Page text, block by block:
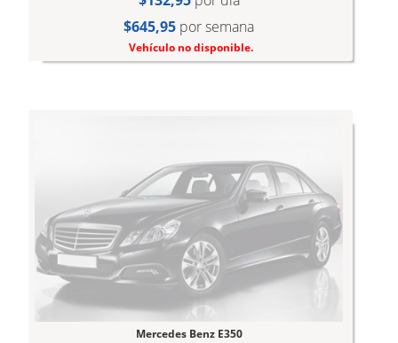
$645,95 por semana
Vehículo no disponible.
Mercedes Benz E350